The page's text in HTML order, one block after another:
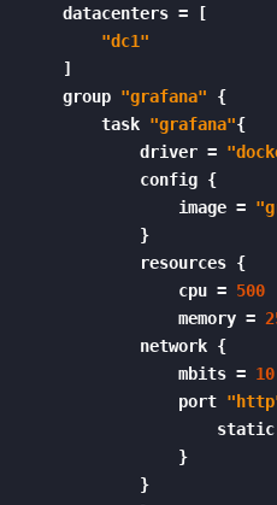
    datacenters = [
"dc1"
    ]
    group
"grafana" {
        task
"grafana"{
            driver =
            config {
                image =
            }
            resources {
                cpu =
500
                memory =
            network {
                mbits =
10
                port
                }
            }